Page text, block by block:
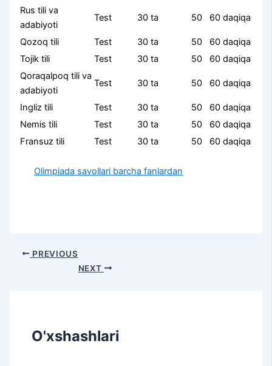
Rus tili va
adabiyoti
Test 30 ta 50 60 daqiqa
Qozoq tili Test 30 ta 50
60 daqiqa
Tojik tili
Test 30 ta 50
60 daqiqa
Qoraqalpoq tili va
adabiyoti
Test 30 ta 50 60 daqiqa
Ingliz tili Test 30 ta 50
60 daqiqa
Nemis tili
Test 30 ta 50
60 daqiqa
Fransuz tili
Test 30 ta 50 60 daqiqa
Olimpiada savollari barcha fanlardan
PREVIOUS
NEXT
O'xshashlari